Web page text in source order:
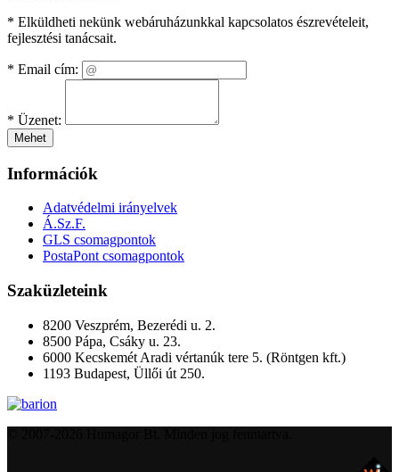
* Elküldheti nekünk webáruházunkkal kapcsolatos észrevételeit,
fejlesztési tanácsait.
* Email cím:
* Üzenet:
Mehet
Információk
Adatvédelmi irányelvek
Á.Sz.F.
GLS csomagpontok
PostaPont csomagpontok
Szaküzleteink
8200 Veszprém, Bezerédi u. 2.
8500 Pápa, Csáky u. 23.
6000 Kecskemét Aradi vértanúk tere 5. (Röntgen kft.)
1193 Budapest, Üllői út 250.